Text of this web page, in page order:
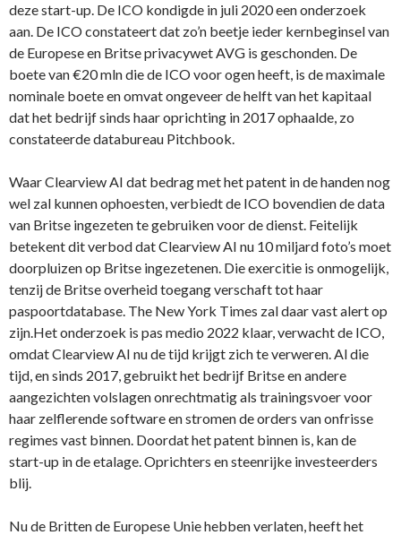
deze start-up. De ICO kondigde in juli 2020 een onderzoek
aan. De ICO constateert dat zo’n beetje ieder kernbeginsel van
de Europese en Britse privacywet AVG is geschonden. De
boete van €20 mln die de ICO voor ogen heeft, is de maximale
nominale boete en omvat ongeveer de helft van het kapitaal
dat het bedrijf sinds haar oprichting in 2017 ophaalde, zo
constateerde databureau Pitchbook.
Waar Clearview AI dat bedrag met het patent in de handen nog
wel zal kunnen ophoesten, verbiedt de ICO bovendien de data
van Britse ingezeten te gebruiken voor de dienst. Feitelijk
betekent dit verbod dat Clearview AI nu 10 miljard foto’s moet
doorpluizen op Britse ingezetenen. Die exercitie is onmogelijk,
tenzij de Britse overheid toegang verschaft tot haar
paspoortdatabase. The New York Times zal daar vast alert op
zijn.Het onderzoek is pas medio 2022 klaar, verwacht de ICO,
omdat Clearview AI nu de tijd krijgt zich te verweren. Al die
tijd, en sinds 2017, gebruikt het bedrijf Britse en andere
aangezichten volslagen onrechtmatig als trainingsvoer voor
haar zelflerende software en stromen de orders van onfrisse
regimes vast binnen. Doordat het patent binnen is, kan de
start-up in de etalage. Oprichters en steenrijke investeerders
blij.
Nu de Britten de Europese Unie hebben verlaten, heeft het